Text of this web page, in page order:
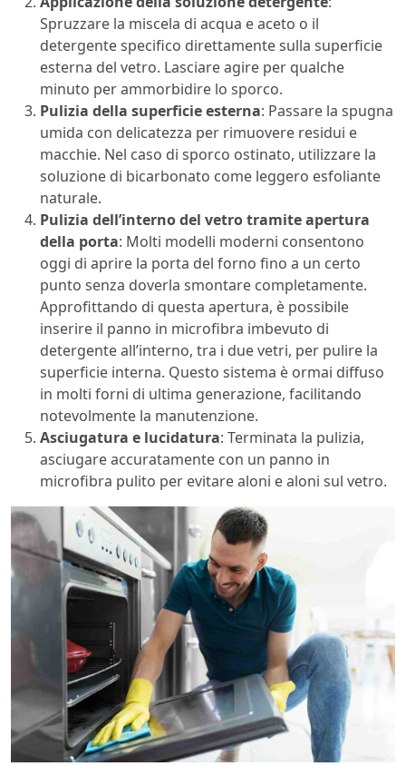
Spruzzare la miscela di acqua e aceto o il
detergente specifico direttamente sulla superficie
esterna del vetro. Lasciare agire per qualche
minuto per ammorbidire lo sporco.
Pulizia della superficie esterna: Passare la spugna
umida con delicatezza per rimuovere residui e
macchie. Nel caso di sporco ostinato, utilizzare la
soluzione di bicarbonato come leggero esfoliante
naturale.
Pulizia dell’interno del vetro tramite apertura
della porta: Molti modelli moderni consentono
oggi di aprire la porta del forno fino a un certo
punto senza doverla smontare completamente.
Approfittando di questa apertura, è possibile
inserire il panno in microfibra imbevuto di
detergente all’interno, tra i due vetri, per pulire la
superficie interna. Questo sistema è ormai diffuso
in molti forni di ultima generazione, facilitando
notevolmente la manutenzione.
Asciugatura e lucidatura: Terminata la pulizia,
asciugare accuratamente con un panno in
microfibra pulito per evitare aloni e aloni sul vetro.